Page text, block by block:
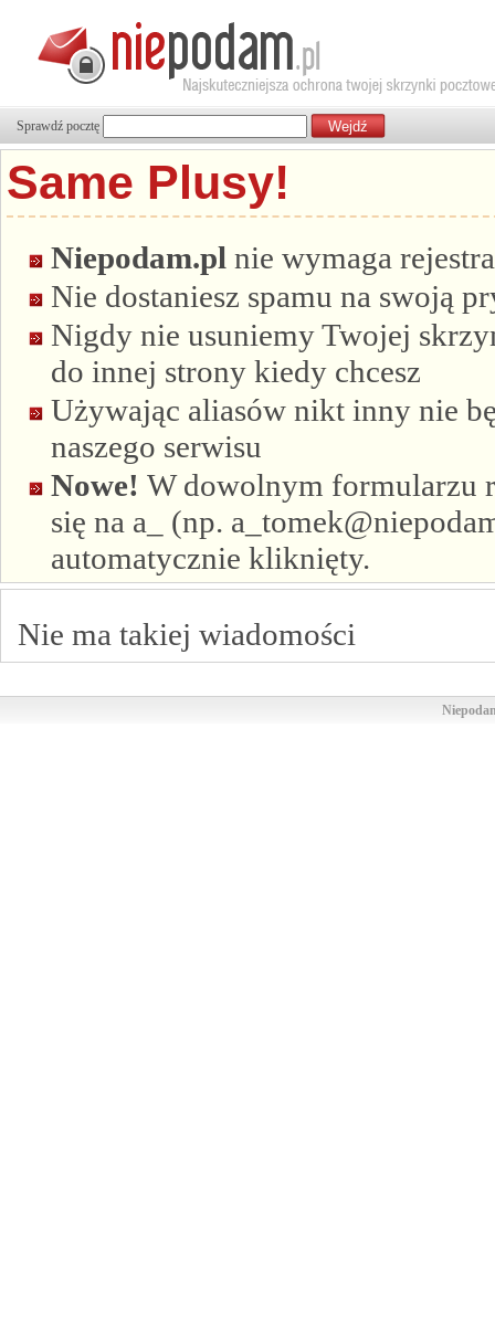
Sprawdź pocztę
Same Plusy!
Niepodam.pl nie wymaga
Nie dostaniesz spamu na swoją
Nigdy nie usuniemy Twojej
do innej strony kiedy chcesz
Używając aliasów nikt inny nie
naszego serwisu
Nowe! W dowolnym formularzu
się na a_ (np.
automatycznie kliknięty.
Nie ma takiej wiadomości